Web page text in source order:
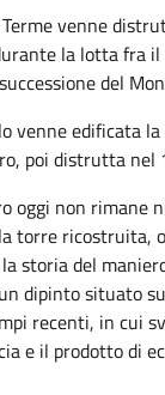
venne
la lotta fra il
del
venne edificata la
poi distrutta nel
oggi non rimane
torre ricostruita,
storia del
dipinto situato
recenti, in cui
e il prodotto di